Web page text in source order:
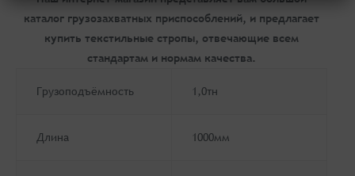
каталог грузозахватных приспособлений, и предлагает
купить текстильные стропы, отвечающие всем
стандартам и нормам качества.
Грузоподъёмность 1,0тн
Длина 1000мм